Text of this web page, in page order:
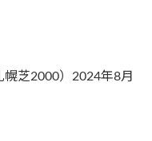
芝2000）2024年8月